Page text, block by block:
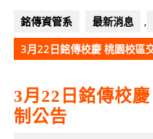
銘傳資管系
最新消息 ,
3月22日銘傳校慶 桃園校區
3月22日銘傳校
制公告